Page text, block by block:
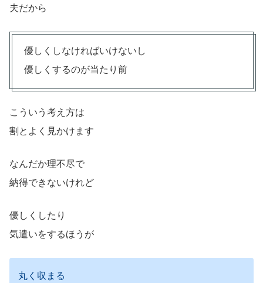
夫だから
優しくしなければいけないし
優しくするのが当たり前
こういう考え方は
割とよく見かけます
なんだか理不尽で
納得できないけれど
優しくしたり
気遣いをするほうが
丸く収まる